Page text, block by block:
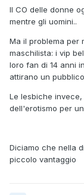
Il CO delle donne
mentre gli uomini..
Ma il problema per
maschilista: i vip
loro fan di 14 anni
attirano un
Le lesbiche
dell'erotismo per
Diciamo che nella
piccolo vantaggio